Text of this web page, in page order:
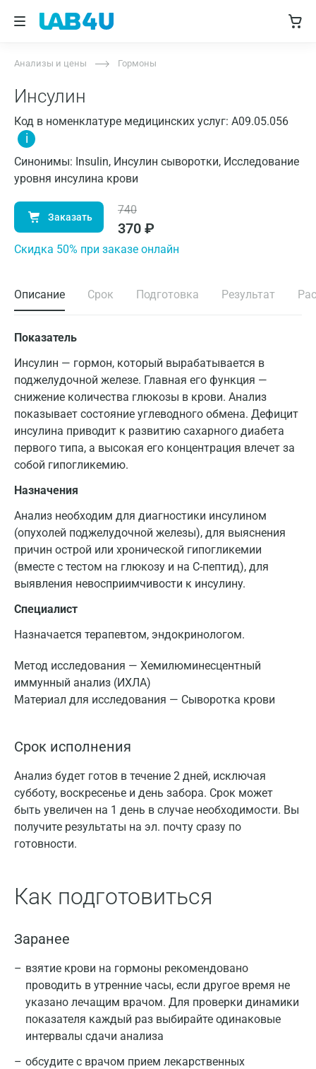
Анализы и цены Гормоны
Инсулин
Код в номенклатуре медицинских услуг: A09.05.056
i
Синонимы: Insulin, Инсулин сыворотки, Исследование
уровня инсулина крови
Заказать
740
370 ₽
Cкидка 50% при заказе онлайн
Описание Срок Подготовка Результат
Показатель
Инсулин — гормон, который вырабатывается в
поджелудочной железе. Главная его функция —
снижение количества глюкозы в крови. Анализ
показывает состояние углеводного обмена. Дефицит
инсулина приводит к развитию сахарного диабета
первого типа, а высокая его концентрация влечет за
собой гипогликемию.
Назначения
Анализ необходим для диагностики инсулином
(опухолей поджелудочной железы), для выяснения
причин острой или хронической гипогликемии
(вместе с тестом на глюкозу и на С-пептид), для
выявления невосприимчивости к инсулину.
Специалист
Назначается терапевтом, эндокринологом.
Метод исследования — Хемилюминесцентный
иммунный анализ (ИХЛА)
Материал для исследования — Сыворотка крови
Срок исполнения
Анализ будет готов в течение 2 дней, исключая
субботу, воскресенье и день забора. Срок может
быть увеличен на 1 день в случае необходимости. Вы
получите результаты на эл. почту сразу по
готовности.
Как подготовиться
Заранее
взятие крови на гормоны рекомендовано
проводить в утренние часы, если другое время не
указано лечащим врачом. Для проверки динамики
показателя каждый раз выбирайте одинаковые
интервалы сдачи анализа
обсудите с врачом прием лекарственных